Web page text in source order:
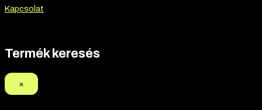
Kapcsolat
Termék keresés
×